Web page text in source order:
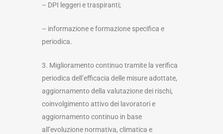
– DPI leggeri e traspiranti;
– informazione e formazione specifica e
periodica.
3. Miglioramento continuo tramite la verifica
periodica dell’efficacia delle misure adottate,
aggiornamento della valutazione dei rischi,
coinvolgimento attivo dei lavoratori e
aggiornamento continuo in base
all’evoluzione normativa, climatica e